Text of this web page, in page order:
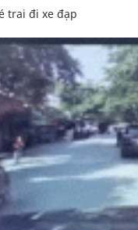
trai đi xe đạp